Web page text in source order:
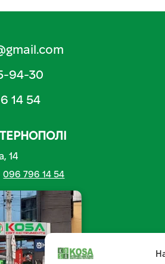
94-30
14 54
14
096 796 14 54